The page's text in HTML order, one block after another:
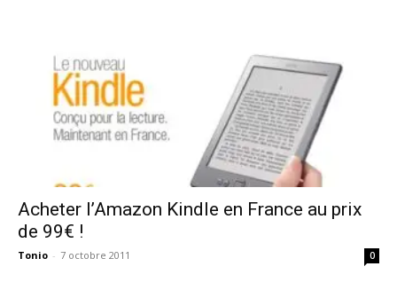
Acheter l’Amazon Kindle en France au prix
de 99€ !
Tonio - 7 octobre 2011 0